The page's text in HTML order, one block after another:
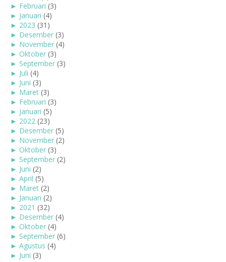
► Februari (3)
► Januari (4)
► 2023 (31)
► Desember (3)
► November (4)
► Oktober (3)
► September (3)
► Juli (4)
► Juni (3)
► Maret (3)
► Februari (3)
► Januari (5)
► 2022 (23)
► Desember (5)
► November (2)
► Oktober (3)
► September (2)
► Juni (2)
► April (5)
► Maret (2)
► Januari (2)
► 2021 (32)
► Desember (4)
► Oktober (4)
► September (6)
► Agustus (4)
► Juni (3)